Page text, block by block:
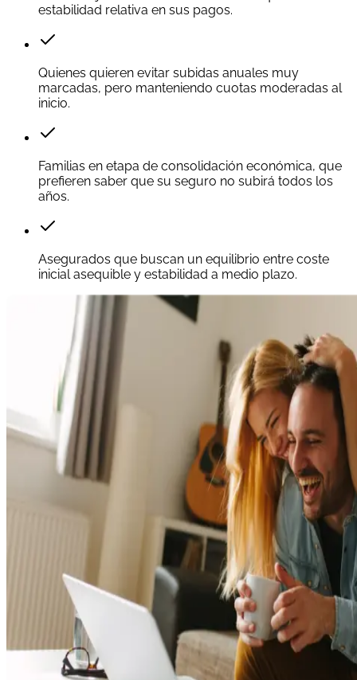
estabilidad relativa en sus pagos.
Quienes quieren evitar subidas anuales muy
marcadas, pero manteniendo cuotas moderadas al
inicio.
Familias en etapa de consolidación económica, que
prefieren saber que su seguro no subirá todos los
años.
Asegurados que buscan un equilibrio entre coste
inicial asequible y estabilidad a medio plazo.